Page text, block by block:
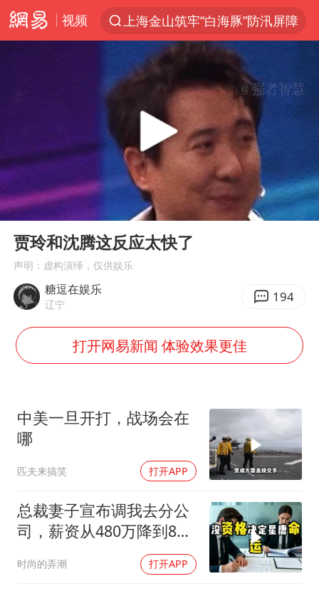
视频
上海金山筑牢“白海豚”防汛屏障
《披荆斩棘2026》阵容官宣
独闯南太行的失联女生最后轨迹已确认
上海全力守护市民“菜篮子”
白海豚北上或致京津冀暴雨
构建更高水平的全民健身公共服务体系
存款市场为何两极分化
云南一男子胃中取出180颗铁钉
以军士兵把枪口对准中国记者
奋力开创中国式现代化建设新局面
Play
00:00 00:56
贾玲和沈腾这反应太快了
声明：虚构演绎，仅供娱乐
糖逗在娱乐
辽宁 194
打开网易新闻 体验效果更佳
中美一旦开打，战场会在
哪
匹夫来搞笑 打开APP
总裁妻子宣布调我去分公
司，薪资从480万降到8
时尚的弄潮 打开APP